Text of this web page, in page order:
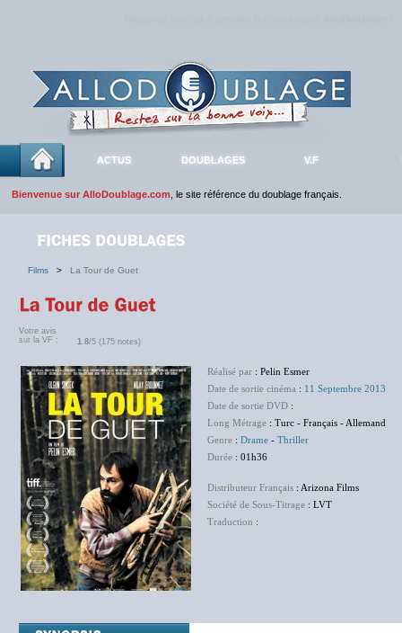
ACTUS DOUBLAGES V.F
Bienvenue sur AlloDoublage.com , le site référence du doublage français.
Films > La Tour de Guet
Votre avis
sur la VF :
1.8/5 (175 notes)
Réalisé par : Pelin Esmer
Date de sortie cinéma : 11 Septembre 2013
Date de sortie DVD :
Long Métrage : Turc - Français - Allemand
Genre : Drame - Thriller
Durée : 01h36
Distributeur Français : Arizona Films
Société de Sous-Titrage : LVT
Traduction :